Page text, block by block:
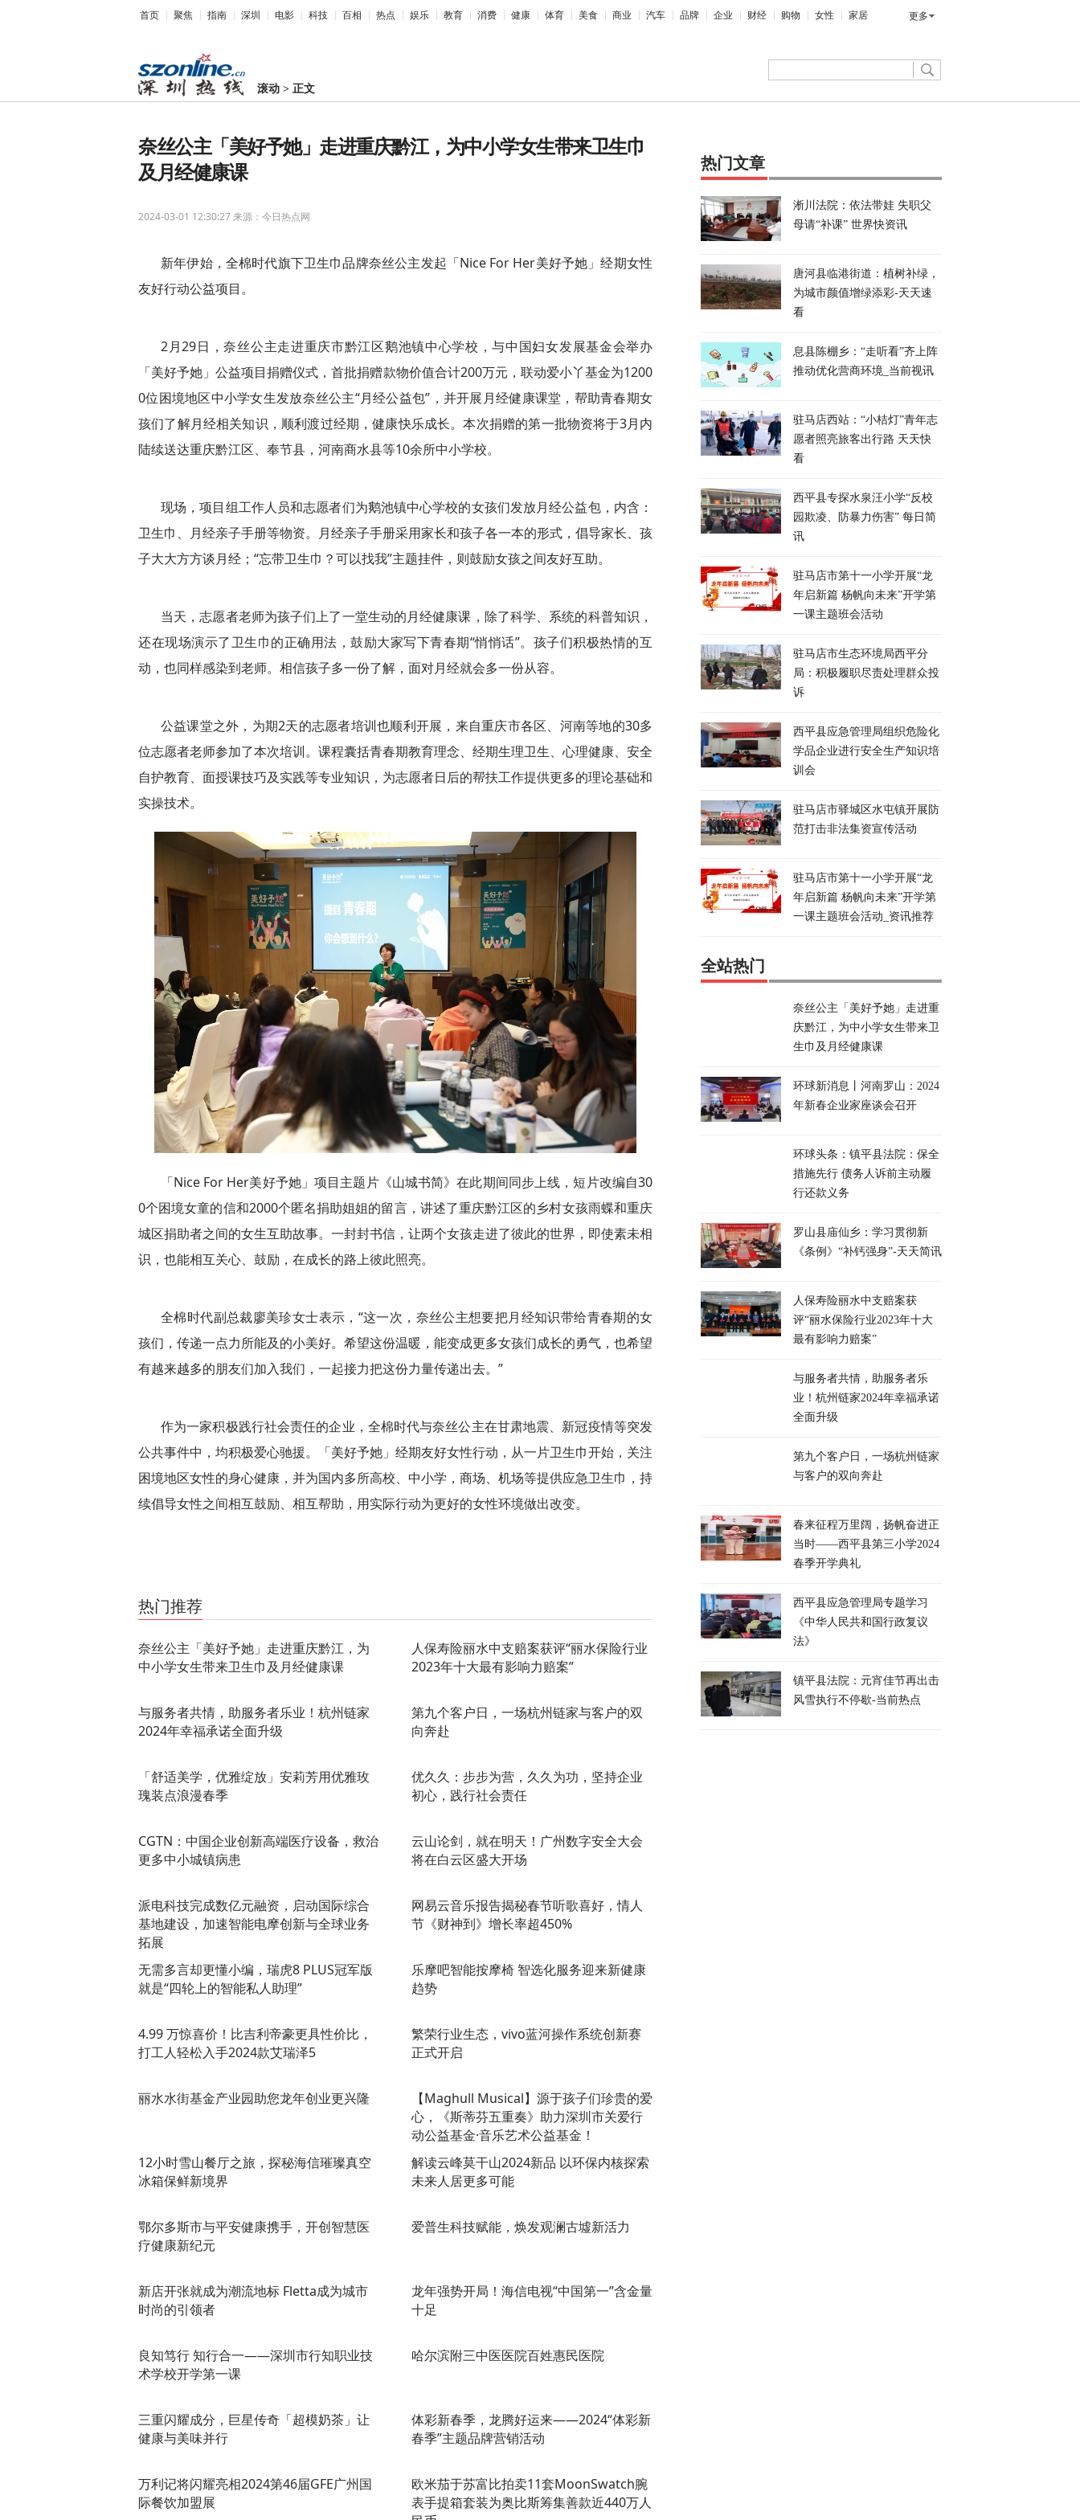
首页 聚焦 指南 深圳 电影 科技 百相 热点 娱乐 教育 消费 健康 体育 美食 商业 汽车 品牌 企业 财经 购物 女性 家居 更多
滚动 >正文
奈丝公主「美好予她」走进重庆黔江，为中小学女生带来卫生巾
及月经健康课
2024-03-01 12:30:27来源：今日热点网
新年伊始，全棉时代旗下卫生巾品牌奈丝公主发起「Nice For Her美好予她」经期女性
友好行动公益项目。
2月29日，奈丝公主走进重庆市黔江区鹅池镇中心学校，与中国妇女发展基金会举办
「美好予她」公益项目捐赠仪式，首批捐赠款物价值合计200万元，联动爱小丫基金为1200
0位困境地区中小学女生发放奈丝公主“月经公益包”，并开展月经健康课堂，帮助青春期女
孩们了解月经相关知识，顺利渡过经期，健康快乐成长。本次捐赠的第一批物资将于3月内
陆续送达重庆黔江区、奉节县，河南商水县等10余所中小学校。
现场，项目组工作人员和志愿者们为鹅池镇中心学校的女孩们发放月经公益包，内含：
卫生巾、月经亲子手册等物资。月经亲子手册采用家长和孩子各一本的形式，倡导家长、孩
子大大方方谈月经；“忘带卫生巾？可以找我”主题挂件，则鼓励女孩之间友好互助。
当天，志愿者老师为孩子们上了一堂生动的月经健康课，除了科学、系统的科普知识，
还在现场演示了卫生巾的正确用法，鼓励大家写下青春期“悄悄话”。孩子们积极热情的互
动，也同样感染到老师。相信孩子多一份了解，面对月经就会多一份从容。
公益课堂之外，为期2天的志愿者培训也顺利开展，来自重庆市各区、河南等地的30多
位志愿者老师参加了本次培训。课程囊括青春期教育理念、经期生理卫生、心理健康、安全
自护教育、面授课技巧及实践等专业知识，为志愿者日后的帮扶工作提供更多的理论基础和
实操技术。
「Nice For Her美好予她」项目主题片《山城书简》在此期间同步上线，短片改编自30
0个困境女童的信和2000个匿名捐助姐姐的留言，讲述了重庆黔江区的乡村女孩雨蝶和重庆
城区捐助者之间的女生互助故事。一封封书信，让两个女孩走进了彼此的世界，即使素未相
识，也能相互关心、鼓励，在成长的路上彼此照亮。
全棉时代副总裁廖美珍女士表示，“这一次，奈丝公主想要把月经知识带给青春期的女
孩们，传递一点力所能及的小美好。希望这份温暖，能变成更多女孩们成长的勇气，也希望
有越来越多的朋友们加入我们，一起接力把这份力量传递出去。”
作为一家积极践行社会责任的企业，全棉时代与奈丝公主在甘肃地震、 新冠疫情等突发
公共事件中，均积极爱心驰援。「美好予她」经期友好女性行动，从一片卫生巾开始，关注
困境地区女性的身心健康，并为国内多所高校、中小学，商场、机场等提供应急卫生巾，持
续倡导女性之间相互鼓励、相互帮助，用实际行动为更好的女性环境做出改变。
热门推荐
奈丝公主「美好予她」走进重庆黔江，为
中小学女生带来卫生巾及月经健康课
人保寿险丽水中支赔案获评“丽水保险行业
2023年十大最有影响力赔案”
与服务者共情，助服务者乐业！杭州链家
2024年幸福承诺全面升级
第九个客户日，一场杭州链家与客户的双
向奔赴
「舒适美学，优雅绽放」安莉芳用优雅玫
瑰装点浪漫春季
优久久：步步为营，久久为功，坚持企业
初心，践行社会责任
CGTN：中国企业创新高端医疗设备，救治
更多中小城镇病患
云山论剑，就在明天！广州数字安全大会
将在白云区盛大开场
​派电科技完成数亿元融资，启动国际综合
基地建设，加速智能电摩创新与全球业务
拓展
网易云音乐报告揭秘春节听歌喜好，情人
节《财神到》增长率超450%
无需多言却更懂小编，瑞虎8 PLUS冠军版
就是“四轮上的智能私人助理”
乐摩吧智能按摩椅 智选化服务迎来新健康
趋势
4.99 万惊喜价！比吉利帝豪更具性价比，
打工人轻松入手2024款艾瑞泽5
繁荣行业生态，vivo蓝河操作系统创新赛
正式开启
丽水水街基金产业园助您龙年创业更兴隆
【Maghull Musical】源于孩子们珍贵的爱
心，《斯蒂芬五重奏》助力深圳市关爱行
动公益基金·音乐艺术公益基金！
12小时雪山餐厅之旅，探秘海信璀璨真空
冰箱保鲜新境界
解读云峰莫干山2024新品 以环保内核探索
未来人居更多可能
鄂尔多斯市与平安健康携手，开创智慧医
疗健康新纪元
爱普生科技赋能，焕发观澜古墟新活力
新店开张就成为潮流地标 Fletta成为城市
时尚的引领者
龙年强势开局！海信电视“中国第一”含金量
十足
良知笃行 知行合一——深圳市行知职业技
术学校开学第一课
哈尔滨附三中医医院百姓惠民医院
三重闪耀成分，巨星传奇「超模奶茶」让
健康与美味并行
体彩新春季，龙腾好运来——2024“体彩新
春季”主题品牌营销活动
万利记将闪耀亮相2024第46届GFE广州国
际餐饮加盟展
欧米茄于苏富比拍卖11套MoonSwatch腕
表手提箱套装为奥比斯筹集善款近440万人
热门文章
淅川法院：依法带娃 失职父
母请“补课” 世界快资讯
唐河县临港街道：植树补绿，
为城市颜值增绿添彩-天天速
看
息县陈棚乡：“走听看”齐上阵
推动优化营商环境_当前视讯
驻马店西站：“小桔灯”青年志
愿者照亮旅客出行路 天天快
看
​西平县专探水泉汪小学“反校
园欺凌、防暴力伤害” 每日简
讯
驻马店市第十一小学开展“龙
年启新篇 杨帆向未来”开学第
一课主题班会活动
​驻马店市生态环境局西平分
局：积极履职尽责处理群众投
诉
西平县应急管理局组织危险化
学品企业进行安全生产知识培
训会
驻马店市驿城区水屯镇开展防
范打击非法集资宣传活动
驻马店市第十一小学开展“龙
年启新篇 杨帆向未来”开学第
一课主题班会活动_资讯推荐
全站热门
奈丝公主「美好予她」走进重
庆黔江，为中小学女生带来卫
生巾及月经健康课
环球新消息丨河南罗山：2024
年新春企业家座谈会召开
环球头条：镇平县法院：保全
措施先行 债务人诉前主动履
行还款义务
​罗山县庙仙乡：学习贯彻新
《条例》“补钙强身”-天天简讯
人保寿险丽水中支赔案获
评“丽水保险行业2023年十大
最有影响力赔案”
与服务者共情，助服务者乐
业！杭州链家2024年幸福承诺
全面升级
第九个客户日，一场杭州链家
与客户的双向奔赴
​春来征程万里阔，扬帆奋进正
当时——西平县第三小学2024
春季开学典礼
西平县应急管理局专题学习
《中华人民共和国行政复议
法》
镇平县法院：元宵佳节再出击
风雪执行不停歇-当前热点